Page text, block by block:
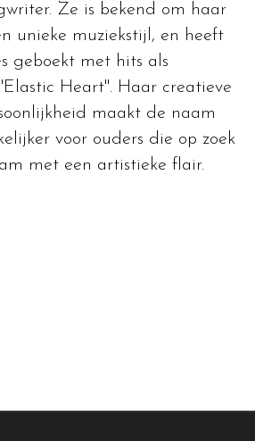
Ze is bekend om haar
unieke muziekstijl, en heeft
geboekt met hits als
Heart". Haar creatieve
maakt de naam
voor ouders die op zoek
met een artistieke flair.